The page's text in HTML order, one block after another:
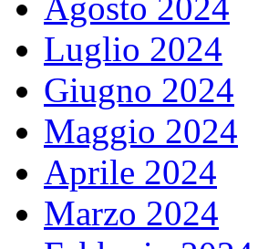
Luglio 2024
Giugno 2024
Maggio 2024
Aprile 2024
Marzo 2024